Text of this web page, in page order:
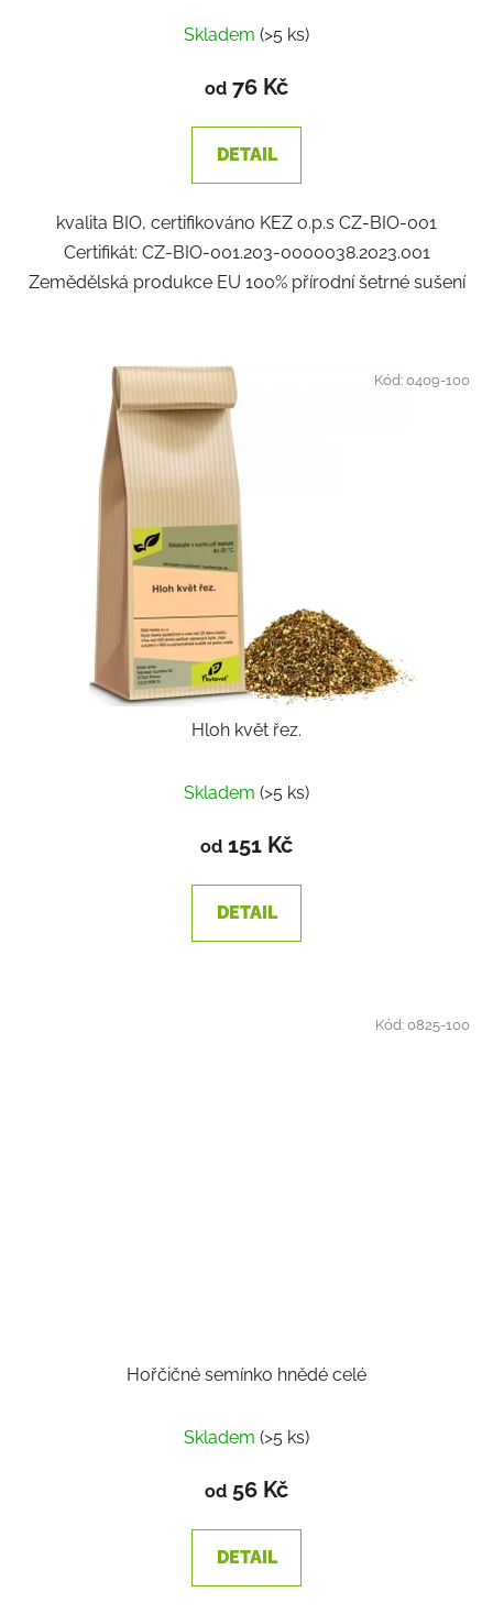
Skladem (>5 ks)
od 76 Kč
DETAIL
kvalita BIO, certifikováno KEZ o.p.s CZ-BIO-001
Certifikát: CZ-BIO-001.203-0000038.2023.001
Zemědělská produkce EU 100% přírodní šetrné sušení
Hloh květ řez.
Skladem (>5 ks)
od 151 Kč
DETAIL
Kód:0409-100
Hořčičné semínko hnědé celé
Skladem (>5 ks)
od 56 Kč
DETAIL
Kód:0825-100